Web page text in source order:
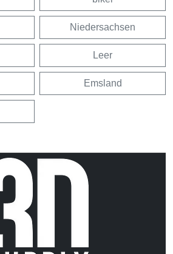
Niedersachsen
Leer
Emsland